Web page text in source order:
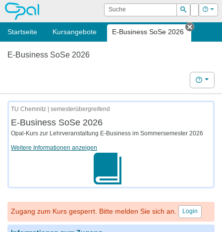
OPAL Suche
Suchen
Login Hilfe
Startseite Kursangebote E-Business SoSe 2026
Tab
E-Business SoSe 2026
Hilfe
TU Chemnitz | semesterübergreifend
E-Business SoSe 2026
Opal-Kurs zur Lehrveranstaltung E-Business im Sommersemester 2026
Weitere Informationen anzeigen
Zugang zum Kurs gesperrt. Bitte melden Sie sich an. Login